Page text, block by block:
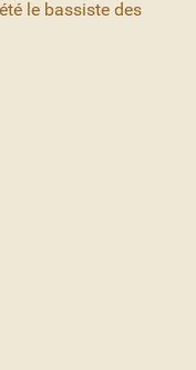
le bassiste des